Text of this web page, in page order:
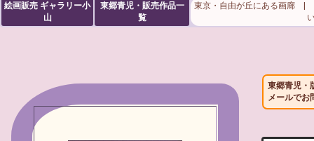
絵画販売 ギャラリー小
山
東郷青児・販売作品一
覧
東京・自由が丘にある画廊 |
東郷青児・
メールでお